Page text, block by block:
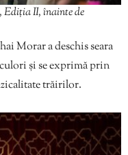
Ediția II, înainte de
Morar a deschis seara
și se exprimă prin
trăirilor.